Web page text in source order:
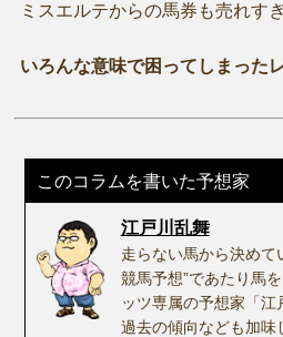
ミスエルテからの馬券も売れす
いろんな意味で困ってしまった
このコラムを書いた予想家
江戸川乱舞
走らない馬から決めて
競馬予想”であたり馬
ッツ専属の予想家「江
過去の傾向なども加味